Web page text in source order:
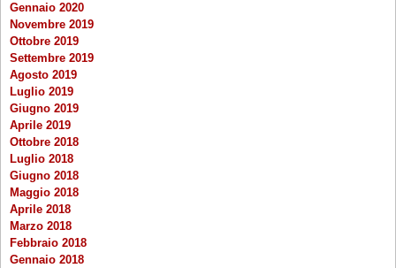
Gennaio 2020
Novembre 2019
Ottobre 2019
Settembre 2019
Agosto 2019
Luglio 2019
Giugno 2019
Aprile 2019
Ottobre 2018
Luglio 2018
Giugno 2018
Maggio 2018
Aprile 2018
Marzo 2018
Febbraio 2018
Gennaio 2018